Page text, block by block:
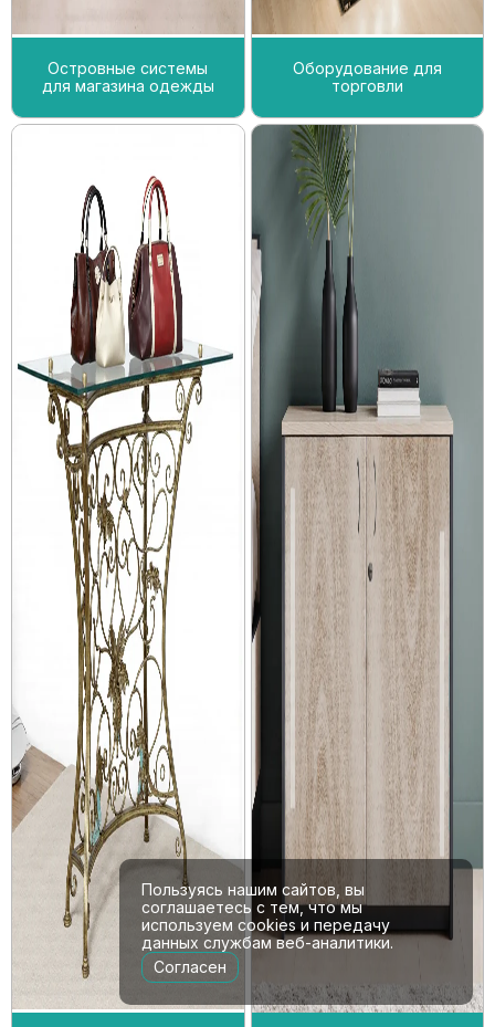
Островные системы
для магазина одежды
Оборудование для
торговли
Пользуясь нашим сайтов, вы
соглашаетесь с тем, что мы
используем cookies и передачу
данных службам веб-аналитики.
Согласен